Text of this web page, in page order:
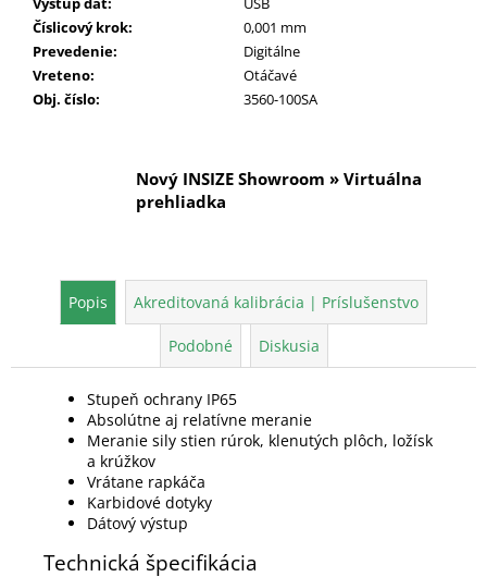
Číslicový krok:
0,001 mm
Prevedenie:
Digitálne
Vreteno:
Otáčavé
Obj. číslo: 3560-100SA
Nový INSIZE Showroom » Virtuálna
prehliadka
Popis Akreditovaná kalibrácia | Príslušenstvo
Podobné Diskusia
Stupeň ochrany IP65
Absolútne aj relatívne meranie
Meranie sily stien rúrok, klenutých plôch, ložísk
a krúžkov
Vrátane rapkáča
Karbidové dotyky
Dátový výstup
Technická špecifikácia